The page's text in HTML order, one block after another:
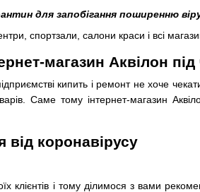
для запобігання поширенню
спортзали, салони краси і всі
магазин Аквілон
кипить і ремонт не хоче
Саме тому інтернет-магазин
від коронавірусу
клієнтів і тому ділимося з вами